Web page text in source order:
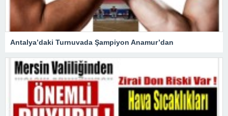
Antalya’daki Turnuvada Şampiyon Anamur’dan